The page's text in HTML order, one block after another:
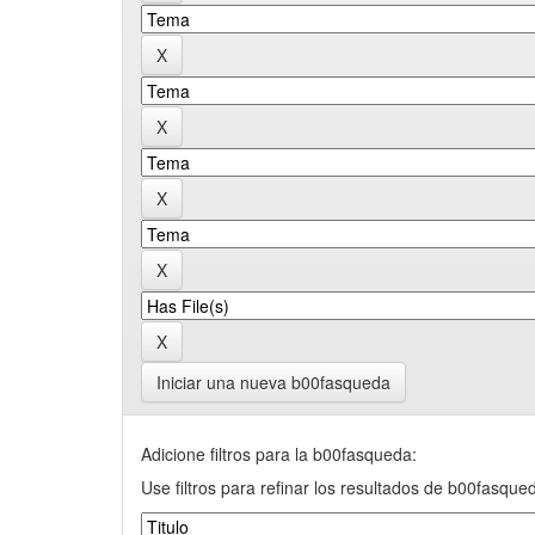
Iniciar una nueva b00fasqueda
Adicione filtros para la b00fasqueda:
Use filtros para refinar los resultados de